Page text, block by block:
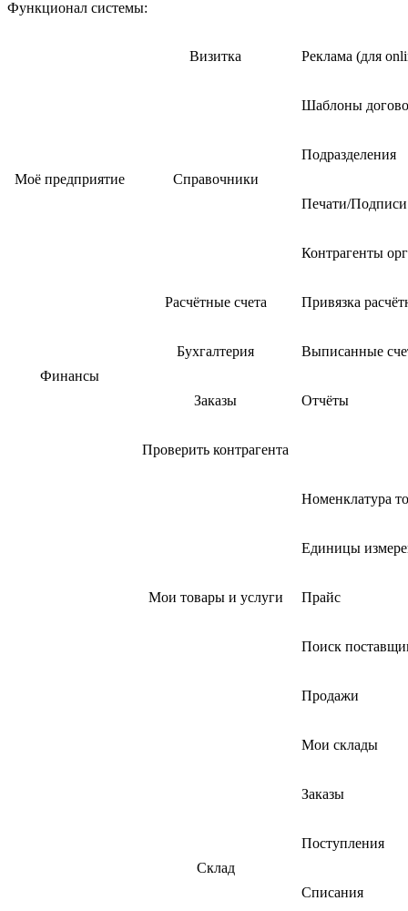
Функционал системы:
Визитка Реклама (для
Моё предприятие Справочники
Шаблоны
Подразделения
Печати/Подписи
Контрагенты
Финансы
Расчётные счета Привязка
Бухгалтерия Выписанные
Заказы Отчёты
Проверить контрагента
Мои товары и услуги
Номенклатура
Единицы
Прайс
Поиск
Продажи
Склад
Мои склады
Заказы
Поступления
Списания